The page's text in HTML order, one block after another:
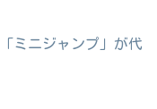
ミニジャンプ」が代